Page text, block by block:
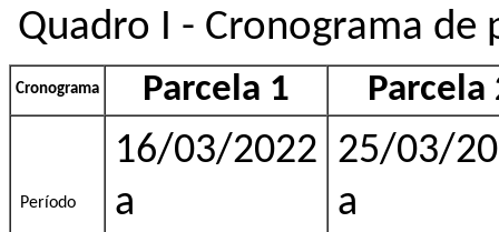
Quadro I - Cronograma
Cronograma Parcela 1 Parcela
Período
16/03/2022
a
25/03/
a